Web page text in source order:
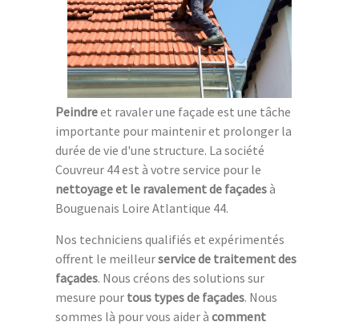
Peindreet ravaler une façade est une tâche
importante pour maintenir et prolonger la
durée de vie d'une structure. La société
Couvreur 44 est à votre service pour le
nettoyage et le ravalement de façadesà
Bouguenais Loire Atlantique 44.
Nos techniciens qualifiés et expérimentés
offrent le meilleurservice de traitement des
façades. Nous créons des solutions sur
mesure pour tous types de façades. Nous
sommes là pour vous aider à comment